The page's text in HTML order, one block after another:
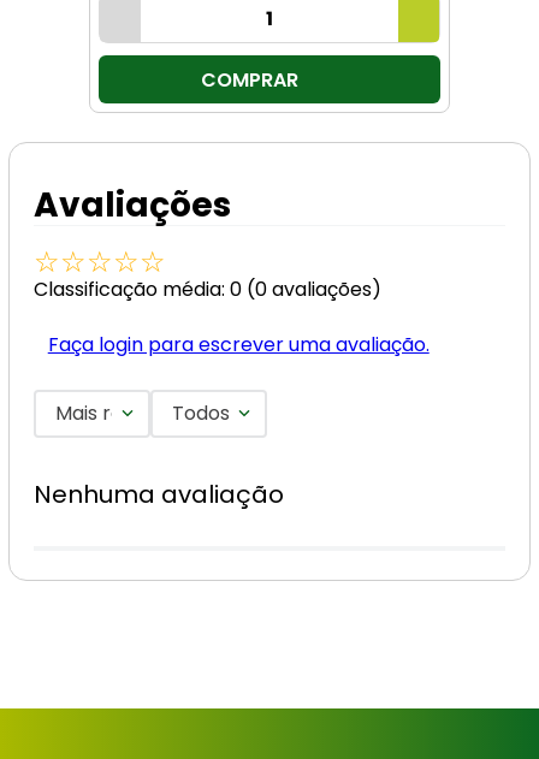
COMPRAR
Avaliações
☆☆☆☆☆
Classificação média: 0 (0 avaliações)
Faça login para escrever uma avaliação.
Mais recentesTodos
Nenhuma avaliação